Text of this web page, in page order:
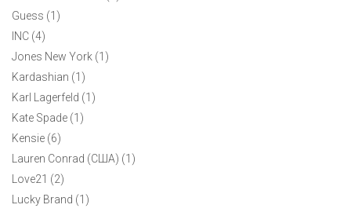
Guess (1)
INC (4)
Jones New York (1)
Kardashian (1)
Karl Lagerfeld (1)
Kate Spade (1)
Kensie (6)
Lauren Conrad (США) (1)
Love21 (2)
Lucky Brand (1)